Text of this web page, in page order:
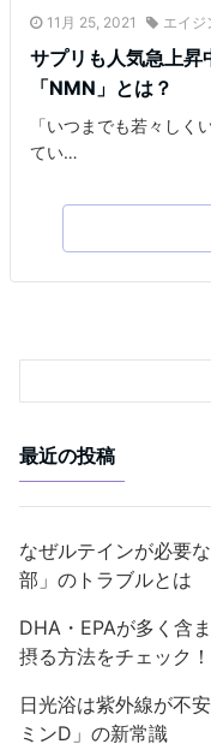
11月 25, 2021 エイジ
サプリも人気急上昇
「NMN」とは？
「いつまでも若々しく
てい…
最近の投稿
なぜルテインが必要
部」のトラブルとは
DHA・EPAが多く含
摂る方法をチェック！
日光浴は紫外線が不
ミンD」の新常識